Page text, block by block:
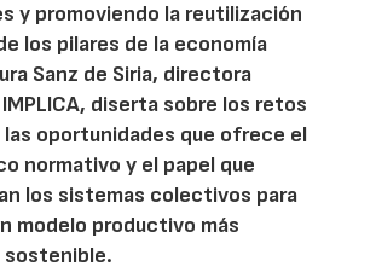
y promoviendo la reutilización
los pilares de la economía
Sanz de Siria, directora
diserta sobre los retos
oportunidades que ofrece el
normativo y el papel que
los sistemas colectivos para
modelo productivo más